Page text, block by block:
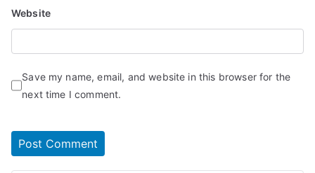
Website
Save my name, email, and website in this browser for the
next time I comment.